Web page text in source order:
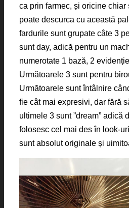
ca prin farmec, și oricine chiar
poate descurca cu această
fardurile sunt grupate câte 3
sunt day, adică pentru un
numerotate 1 bază, 2
Următoarele 3 sunt pentru
Următoarele sunt întâlnire
fie cât mai expresivi, dar fără
ultimele 3 sunt ”dream” adică
folosesc cel mai des în look-
sunt absolut originale și